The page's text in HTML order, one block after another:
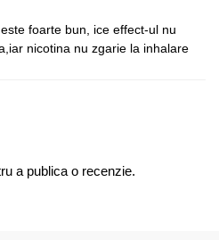
foarte bun, ice effect-ul nu
nicotina nu zgarie la inhalare
a publica o recenzie.